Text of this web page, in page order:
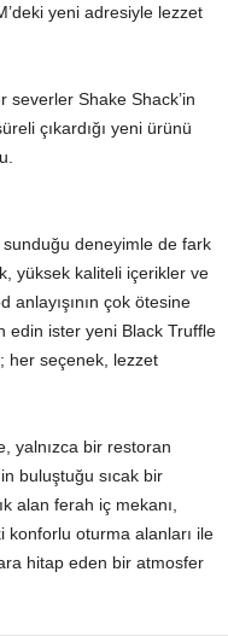
yeni adresiyle lezzet
severler Shake Shack’in
çıkardığı yeni ürünü
deneyimle de fark
yüksek kaliteli içerikler ve
anlayışının çok ötesine
edin ister yeni Black Truffle
her seçenek, lezzet
yalnızca bir restoran
buluştuğu sıcak bir
alan ferah iç mekanı,
konforlu oturma alanları ile
hitap eden bir atmosfer